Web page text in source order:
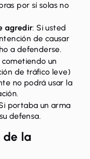
por sí solas no
agredir: Si usted
de causar
a defenderse.
un
de tráfico leve)
no podrá usar la
portaba un arma
defensa.
de la